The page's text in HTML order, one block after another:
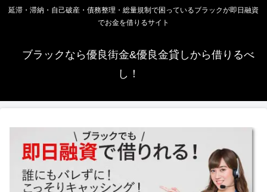
延滞・滞納・自己破産・債務整理・総量規制で困っているブラックが即日融資
でお金を借りるサイト
ブラックなら優良街金&優良金貸しから借りるべ
し！